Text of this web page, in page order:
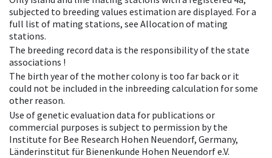
subjected to breeding values estimation are displayed. For a
full list of mating stations, see Allocation of mating
stations.
The breeding record data is the responsibility of the state
associations !
The birth year of the mother colony is too far back or it
could not be included in the inbreeding calculation for some
other reason.
Use of genetic evaluation data for publications or
commercial purposes is subject to permission by the
Institute for Bee Research Hohen Neuendorf, Germany,
Länderinstitut für Bienenkunde Hohen Neuendorf e.V.